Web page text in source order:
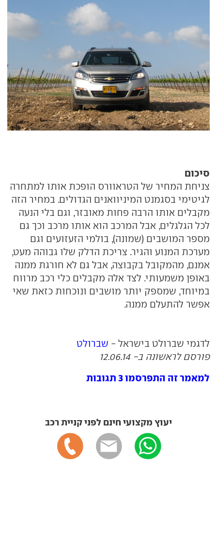
סיכום
צניחת המחיר של הטראוורס הופכת אותו למתחרה
לגיטימי בסגמנט המיניוואנים הגדולים. במחיר הזה
מקבלים אותו הרבה פחות מאובזר, וגם בלי הנעה
לכל הגלגלים, אבל המרכב הוא אותו מרכב וכך גם
מספר המושבים (שמונה), בולמי הזעזועים וגם
מערכת המנוע והגיר. צריכת הדלק שלו גבוהה מעט,
אמנם, מהמקובל בקבוצה, אבל גם לא חורגת ממנה
באופן משמעותי. לצד אלה מקבלים כלי רכב מרווח
במיוחד, שמספק יותר מושבים ונוכחות כזאת שאי
אפשר להתעלם ממנה.
לדגמי שברולט בישראל - שברולט
פורסם לראשונה ב- 12.06.14
למאמר זה התפרסמו 3 תגובות
יעוץ מקצועי חינם לפני קניית רכב